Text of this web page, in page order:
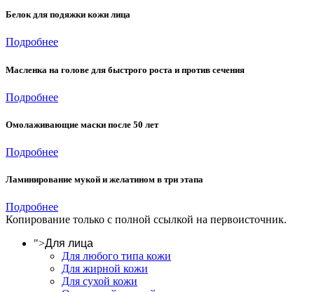
Белок для подяжки кожи лица
Подробнее
Масленка на голове для быстрого роста и против сечения
Подробнее
Омолаживающие маски после 50 лет
Подробнее
Ламинирование мукой и желатином в три этапа
Подробнее
Копирование только с полной ссылкой на первоисточник.
">Для лица
Для любого типа кожи
Для жирной кожи
Для сухой кожи